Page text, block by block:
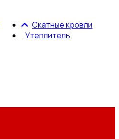
Скатные кровли
Утеплитель